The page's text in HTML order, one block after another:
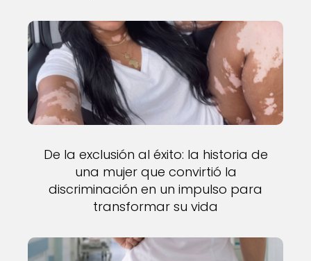
De la exclusión al éxito: la historia de
una mujer que convirtió la
discriminación en un impulso para
transformar su vida